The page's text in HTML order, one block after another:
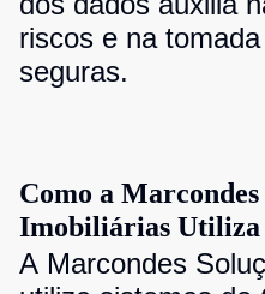
riscos e na
seguras.
Como a Marcondes
Imobiliárias Utiliza
A Marcondes